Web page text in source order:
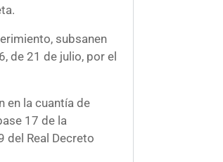
subsanen
de 21 de julio, por el
en la cuantía de
17 de la
del Real Decreto